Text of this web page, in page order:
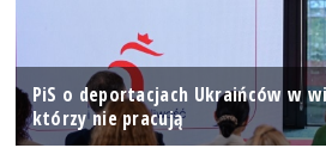
PiS o deportacjach Ukraińców w
którzy nie pracują